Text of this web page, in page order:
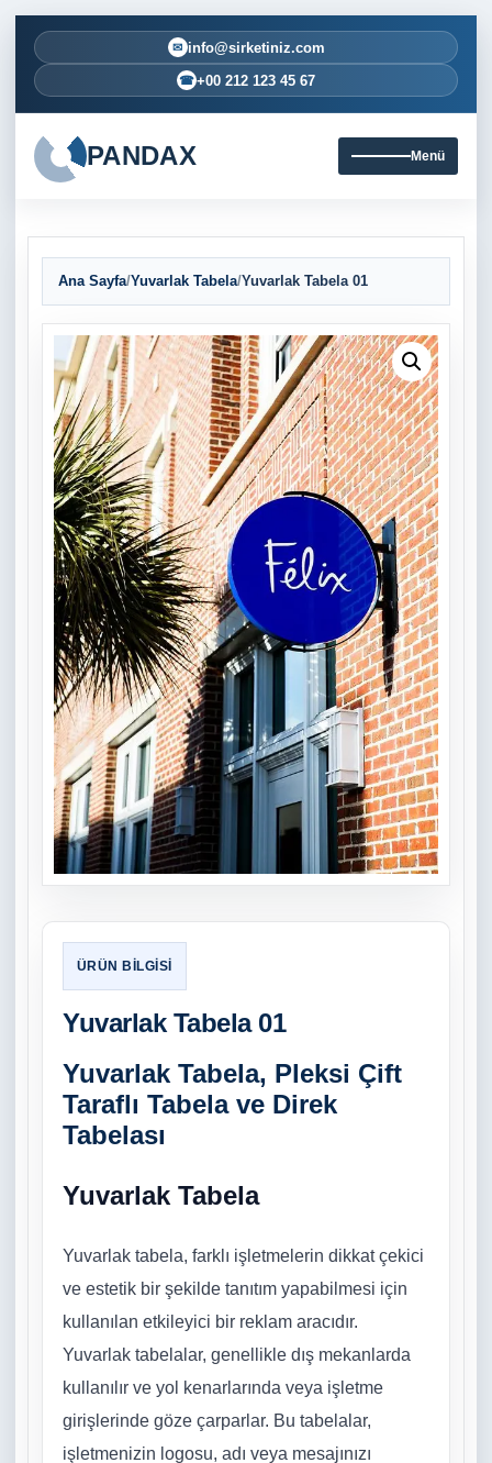
✉ info@sirketiniz.com
☎+00 212 123 45 67
PANDAX Menü
Ana Sayfa/Yuvarlak Tabela/Yuvarlak Tabela 01
Yuvarlak Tabela 01
Yuvarlak Tabela, Pleksi Çift
Taraflı Tabela ve Direk
Tabelası
Yuvarlak Tabela
Yuvarlak tabela, farklı işletmelerin dikkat çekici
ve estetik bir şekilde tanıtım yapabilmesi için
kullanılan etkileyici bir reklam aracıdır.
Yuvarlak tabelalar, genellikle dış mekanlarda
kullanılır ve yol kenarlarında veya işletme
girişlerinde göze çarparlar. Bu tabelalar,
işletmenizin logosu, adı veya mesajınızı